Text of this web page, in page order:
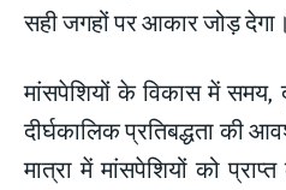
सही जगहों पर आकार जोड़ देगा।
मांसपेशियों के विकास में
दीर्घकालिक प्रतिबद्धता की
मात्रा में मांसपेशियों को